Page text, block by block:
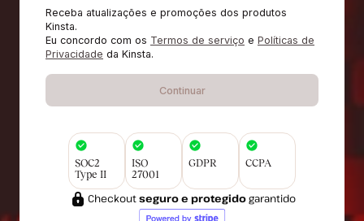
Receba atualizações e promoções dos produtos
Kinsta.
Eu concordo com os Termos de serviço e Políticas de
Privacidade da Kinsta.
Continuar
SOC2
Type II
ISO
27001
GDPR CCPA
Checkoutseguro e protegidogarantido